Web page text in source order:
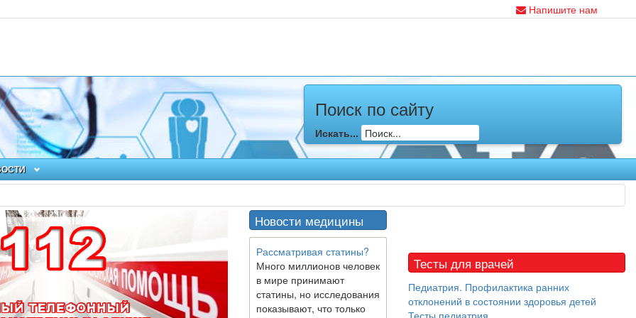
Напишите нам
Поиск по сайту
Искать...
Новости медицины
Рассматривая статины?
Много миллионов человек
в мире принимают
статины, но исследования
показывают, что только
Тесты для врачей
Педиатрия. Профилактика ранних
отклонений в состоянии здоровья детей
Тесты педиатрия